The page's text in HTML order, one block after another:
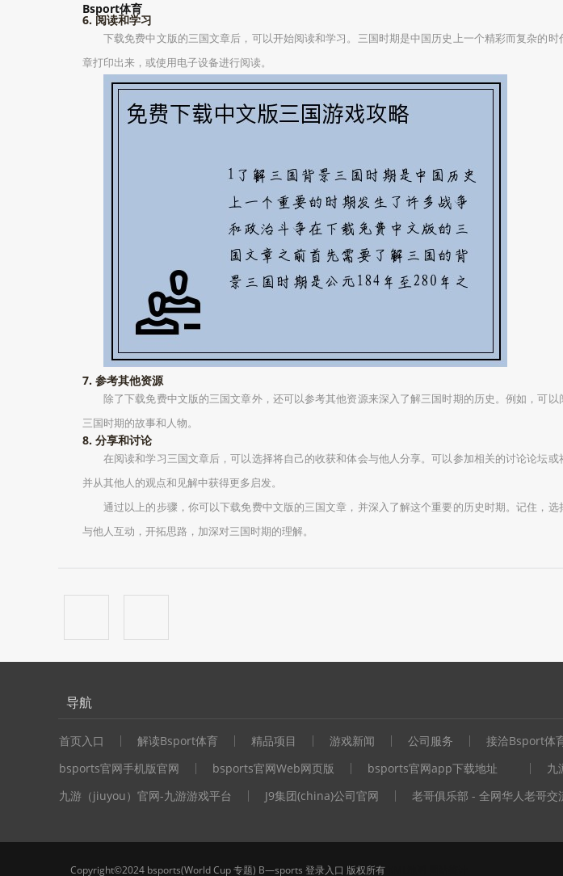
Bsport体育
6. 阅读和学习
下载免费中文版的三国文章后，可以开始阅读和学习。三国时期是中国历史上一个精彩而复杂的
章打印出来，或使用电子设备进行阅读。
7. 参考其他资源
除了下载免费中文版的三国文章外，还可以参考其他资源来深入了解三国时期的历史。例如，可
三国时期的故事和人物。
8. 分享和讨论
在阅读和学习三国文章后，可以选择将自己的收获和体会与他人分享。可以参加相关的讨论论坛
并从其他人的观点和见解中获得更多启发。
通过以上的步骤，你可以下载免费中文版的三国文章，并深入了解这个重要的历史时期。记住，
与他人互动，开拓思路，加深对三国时期的理解。
导航
首页入口 解读Bsport体育 精品项目 游戏新闻 公司服务 接洽Bsport体
bsports官网手机版官网
bsports官网Web网页版 bsports官网app下载地址
九
九游（jiuyou）官网-九游游戏平台
J9集团(china)公司官网 老哥俱乐部 - 全网华人老哥交
Copyright©2024 bsports(World Cup 专题) B—sports 登录入口 版权所有